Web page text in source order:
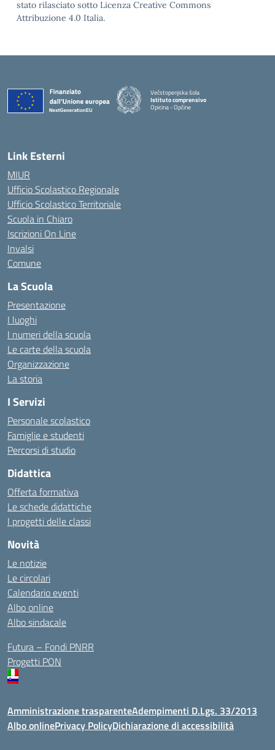
stato rilasciato sotto Licenza Creative Commons
Attribuzione 4.0 Italia.
Večstopenjska šola
Istituto comprensivo
Opicina - Opčine
Link Esterni
MIUR
Ufficio Scolastico Regionale
Ufficio Scolastico Territoriale
Scuola in Chiaro
Iscrizioni On Line
Invalsi
Comune
La Scuola
Presentazione
I luoghi
I numeri della scuola
Le carte della scuola
Organizzazione
La storia
I Servizi
Personale scolastico
Famiglie e studenti
Percorsi di studio
Didattica
Offerta formativa
Le schede didattiche
I progetti delle classi
Novità
Le notizie
Le circolari
Calendario eventi
Albo online
Albo sindacale
Futura – Fondi PNRR
Progetti PON
Amministrazione trasparenteAdempimenti D.Lgs. 33/2013
Albo onlinePrivacy PolicyDichiarazione di accessibilità